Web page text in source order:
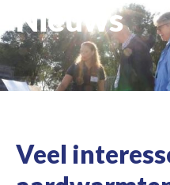
Nieuws
Veel